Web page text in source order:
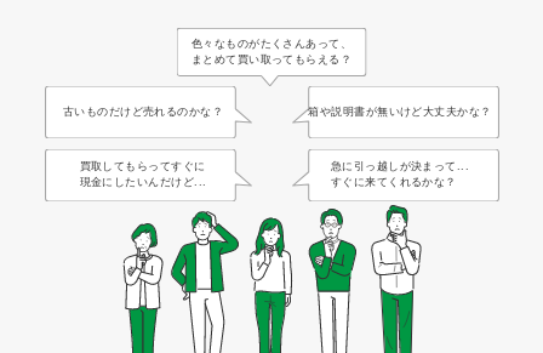
色々なものがたくさんあって、
まとめて買い取ってもらえる？
古いものだけど売れるのかな？ 箱や説明書が無いけど大丈夫かな？
買取してもらってすぐに
現金にしたいんだけど...
急に引っ越しが決まって...
すぐに来てくれるかな？